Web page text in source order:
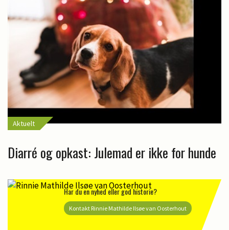
Aktuelt
Diarré og opkast: Julemad er ikke for hunde
Har du en nyhed eller god historie?
Kontakt Rinnie Mathilde Ilsøe van Oosterhout